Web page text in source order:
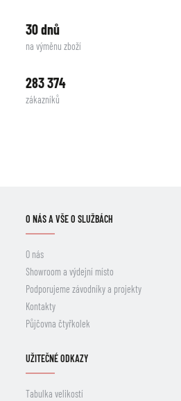
30 dnů
na výměnu zboží
283 374
zákazníků
O NÁS A VŠE O SLUŽBÁCH
O nás
Showroom a výdejní místo
Podporujeme závodníky a projekty
Kontakty
Půjčovna čtyřkolek
UŽITEČNÉ ODKAZY
Tabulka velikostí